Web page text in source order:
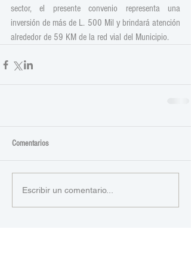
sector, el presente convenio representa una
inversión de más de L. 500 Mil y brindará atención
alrededor de 59 KM de la red vial del Municipio.
Comentarios
Escribir un comentario...